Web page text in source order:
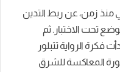
منذ زمن، عن ربط التدين
تحت الاختبار. ثم
أول مرة عام 2008 وبدأت فكرة الرواية تتبلور
المعاكسة للشرق